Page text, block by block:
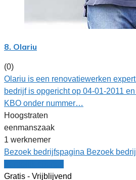
8. Olariu
(0)
Olariu is een renovatiewerken
bedrijf is opgericht op 04-01-2011
KBO onder nummer…
Hoogstraten
eenmanszaak
1 werknemer
Bezoek bedrijfspagina Bezoek
Gratis - Vrijblijvend